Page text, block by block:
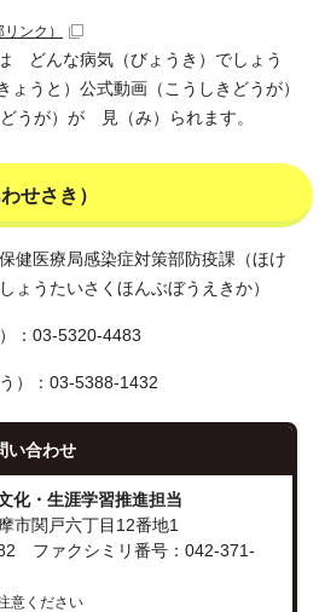
リンク）
どんな病気（びょうき）でしょう
うと）公式動画（こうしきどうが）
うが）が 見（み）られます。
せさき）
健医療局感染症対策部防疫課（ほけ
ょうたいさくほんぶぼうえきか）
：03-5320-4483
）：03-5388-1432
い合わせ
化・生涯学習推進担当
市関戸六丁目12番地1
ファクシミリ番号：042-371-
意ください